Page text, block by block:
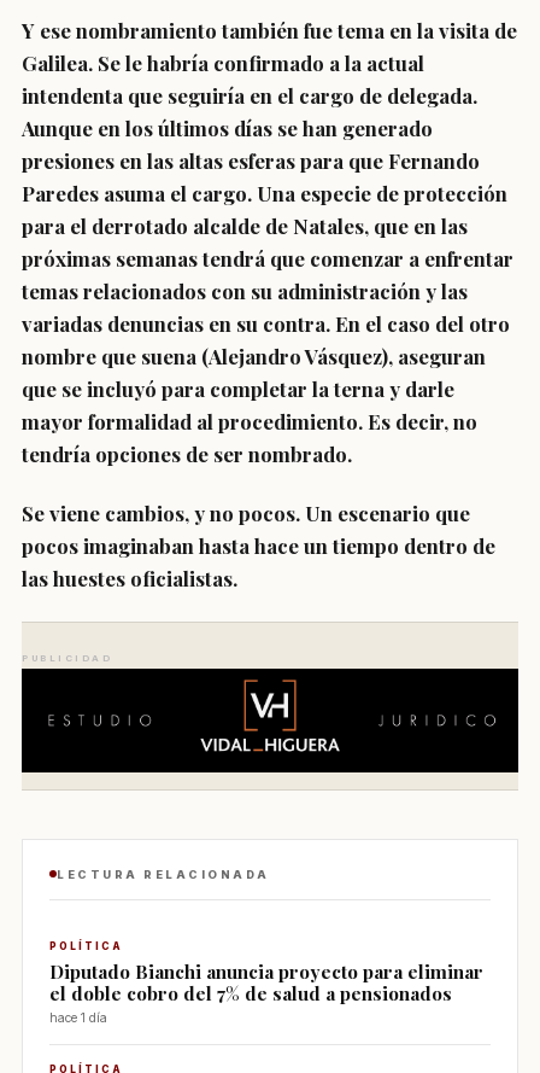
Y ese nombramiento también fue tema en la visita de
Galilea. Se le habría confirmado a la actual
intendenta que seguiría en el cargo de delegada.
Aunque en los últimos días se han generado
presiones en las altas esferas para que Fernando
Paredes asuma el cargo. Una especie de protección
para el derrotado alcalde de Natales, que en las
próximas semanas tendrá que comenzar a enfrentar
temas relacionados con su administración y las
variadas denuncias en su contra. En el caso del otro
nombre que suena (Alejandro Vásquez), aseguran
que se incluyó para completar la terna y darle
mayor formalidad al procedimiento. Es decir, no
tendría opciones de ser nombrado.
Se viene cambios, y no pocos. Un escenario que
pocos imaginaban hasta hace un tiempo dentro de
las huestes oficialistas.
PUBLICIDAD
LECTURA RELACIONADA
POLÍTICA
Diputado Bianchi anuncia proyecto para eliminar
el doble cobro del 7% de salud a pensionados
hace 1 día
POLÍTICA